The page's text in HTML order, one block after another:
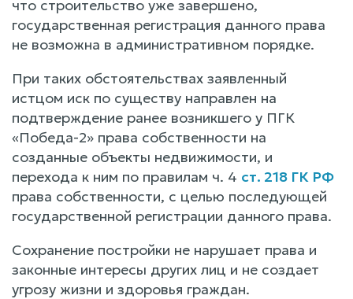
что строительство уже завершено,
государственная регистрация данного права
не возможна в административном порядке.
При таких обстоятельствах заявленный
истцом иск по существу направлен на
подтверждение ранее возникшего у ПГК
«Победа-2» права собственности на
созданные объекты недвижимости, и
перехода к ним по правилам ч. 4 ст. 218 ГК РФ
права собственности, с целью последующей
государственной регистрации данного права.
Сохранение постройки не нарушает права и
законные интересы других лиц и не создает
угрозу жизни и здоровья граждан.